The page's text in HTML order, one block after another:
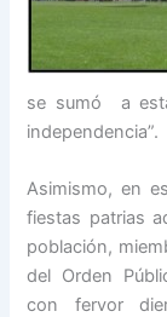
se sumó a
independencia”.
Asimismo, en
fiestas patrias
población,
del Orden
con fervor